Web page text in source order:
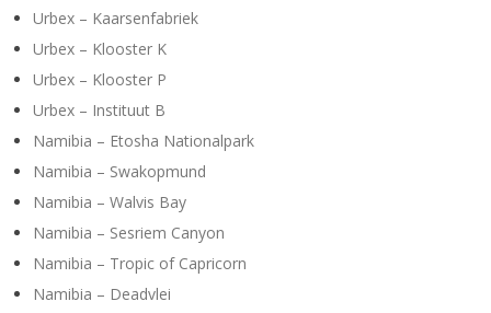
Urbex – Kaarsenfabriek
Urbex – Klooster K
Urbex – Klooster P
Urbex – Instituut B
Namibia – Etosha Nationalpark
Namibia – Swakopmund
Namibia – Walvis Bay
Namibia – Sesriem Canyon
Namibia – Tropic of Capricorn
Namibia – Deadvlei